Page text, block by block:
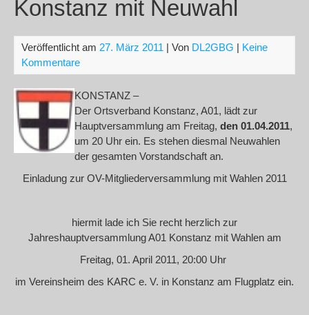
Konstanz mit Neuwahl
Veröffentlicht am 27. März 2011 | Von DL2GBG | Keine
Kommentare
KONSTANZ –
Der Ortsverband Konstanz, A01, lädt zur
Hauptversammlung am Freitag, den 01.04.2011,
um 20 Uhr ein. Es stehen diesmal Neuwahlen
der gesamten Vorstandschaft an.
Einladung zur OV-Mitgliederversammlung mit Wahlen 2011
hiermit lade ich Sie recht herzlich zur
Jahreshauptversammlung A01 Konstanz mit Wahlen am
Freitag, 01. April 2011, 20:00 Uhr
im Vereinsheim des KARC e. V. in Konstanz am Flugplatz ein.